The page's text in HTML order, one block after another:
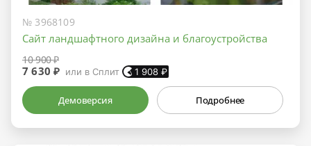
№ 3968109
Сайт ландшафтного дизайна и благоустройства
10 900 ₽
7 630 ₽ или в Сплит 1 908 ₽
Демоверсия Подробнее